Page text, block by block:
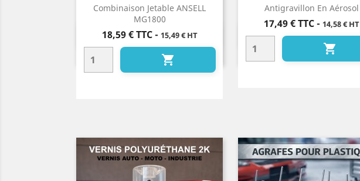
Combinaison Jetable ANSELL
MG1800
Prix
18,59 € TTC- 15,49 € HT

Aperçu rapide
Antigravillon En Aérosol
Prix
17,49 € TTC- 14,58 € HT

Aperçu rapide